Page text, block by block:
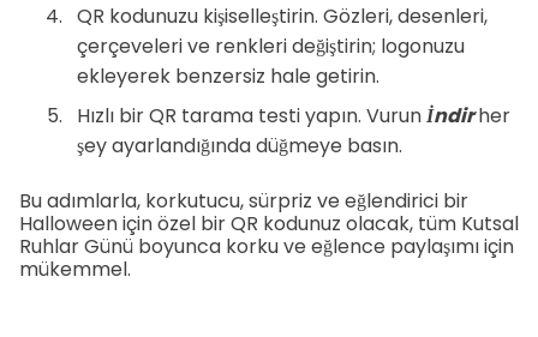
QR kodunuzu kişiselleştirin. Gözleri, desenleri,
çerçeveleri ve renkleri değiştirin; logonuzu
ekleyerek benzersiz hale getirin.
Hızlı bir QR tarama testi yapın. Vurunİndirher
şey ayarlandığında düğmeye basın.
Bu adımlarla, korkutucu, sürpriz ve eğlendirici bir
Halloween için özel bir QR kodunuz olacak, tüm Kutsal
Ruhlar Günü boyunca korku ve eğlence paylaşımı için
mükemmel.